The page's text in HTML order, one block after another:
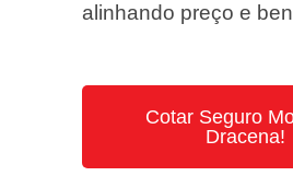
alinhando preço e
Cotar Seguro
Dracena!